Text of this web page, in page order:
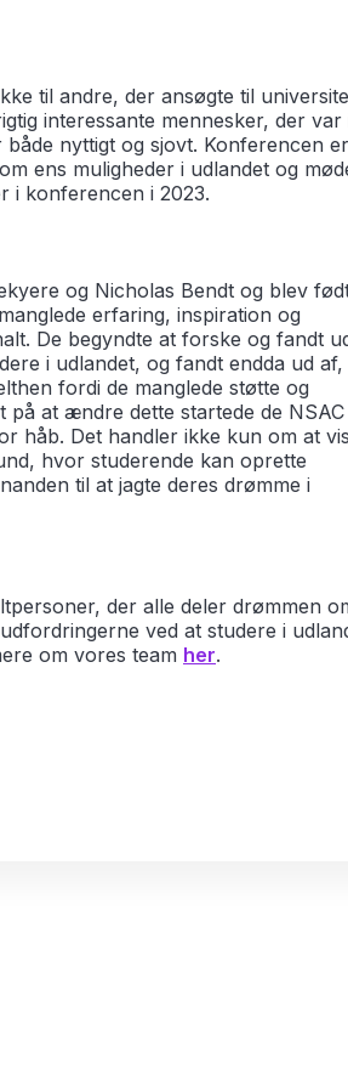
til andre, der ansøgte til
interessante mennesker, der var
nyttigt og sjovt. Konferencen
ens muligheder i udlandet og
i konferencen i 2023.
og Nicholas Bendt og blev
erfaring, inspiration og
De begyndte at forske og fandt
i udlandet, og fandt endda ud af,
fordi de manglede støtte og
på at ændre dette startede de NSAC
håb. Det handler ikke kun om at
hvor studerende kan oprette
til at jagte deres drømme i
der alle deler drømmen
ved at studere i
om vores team her.